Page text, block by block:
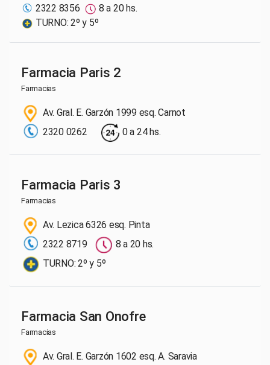
2322 8356
8 a 20 hs.
TURNO: 2º y 5º
Farmacia Paris 2
Farmacias
Av. Gral. E. Garzón 1999 esq. Carnot
2320 0262
0 a 24 hs.
Farmacia Paris 3
Farmacias
Av. Lezica 6326 esq. Pinta
2322 8719
8 a 20 hs.
TURNO: 2º y 5º
Farmacia San Onofre
Farmacias
Av. Gral. E. Garzón 1602 esq. A. Saravia